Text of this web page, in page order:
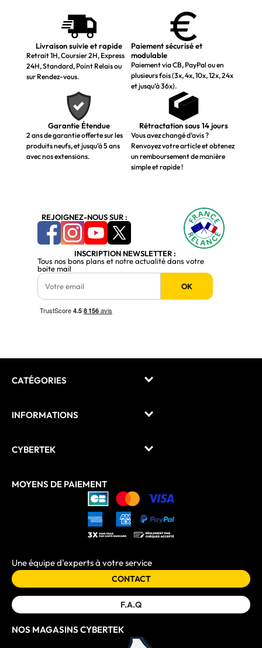
Livraison suivie et rapide
Retrait 1H, Coursier 2H, Express
24H, Standard, Point Relais ou
sur Rendez-vous.
Paiement sécurisé et
modulable
Paiement via CB, PayPal ou en
plusieurs fois (3x, 4x, 10x, 12x, 24x
et jusqu’à 36x).
Garantie Étendue
2 ans de garantie offerte sur les
produits neufs, et jusqu’à 5 ans
avec nos extensions.
Rétractation sous 14 jours
Vous avez changé d’avis ?
Renvoyez votre article et obtenez
un remboursement de manière
simple et rapide !
REJOIGNEZ-NOUS SUR :
INSCRIPTION NEWSLETTER :
Tous nos bons plans et notre actualité dans votre
boite mail
OK
CATÉGORIES
INFORMATIONS
CYBERTEK
MOYENS DE PAIEMENT
Une équipe d'experts à votre service
CONTACT
F.A.Q
NOS MAGASINS CYBERTEK